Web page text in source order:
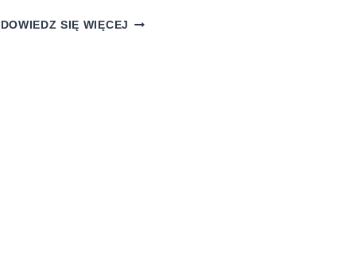
DOWIEDZ SIĘ WIĘCEJ WEEKEND